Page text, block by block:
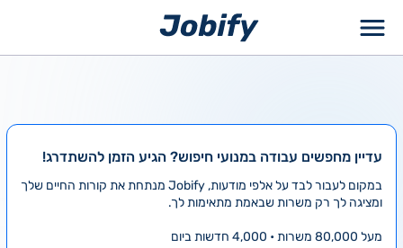
עדיין מחפשים עבודה במנועי חיפוש? הגיע הזמן להשתדרג!
במקום לעבור לבד על אלפי מודעות, Jobify מנתחת את קורות החיים שלך
ומציגה לך רק משרות שבאמת מתאימות לך.
מעל 80,000 משרות • 4,000 חדשות ביום